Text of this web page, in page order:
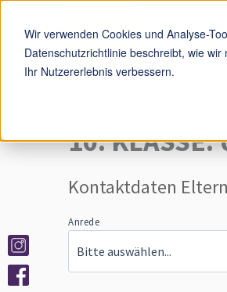
Wir verwenden Cookies und Analyse-
Datenschutzrichtlinie beschreibt, wie
Ihr Nutzererlebnis verbessern.
10. KLASSE:
Kontaktdaten Eltern
Anrede